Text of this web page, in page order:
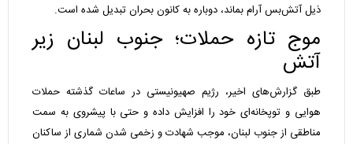
ذیل آتش‌بس آرام بماند، دوباره به کانون بحران تبدیل شده است.
موج تازه حملات؛ جنوب لبنان زیر
آتش
طبق گزارش‌های اخیر، رژیم صهیونیستی در ساعات گذشته حملات
هوایی و توپخانه‌ای خود را افزایش داده و حتی با پیشروی به سمت
مناطقی از جنوب لبنان، موجب شهادت و زخمی شدن شماری از ساکنان